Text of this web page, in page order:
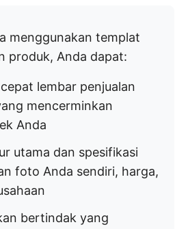
menggunakan templat
produk, Anda dapat:
lembar penjualan
mencerminkan
Anda
utama dan spesifikasi
foto Anda sendiri, harga,
bertindak yang